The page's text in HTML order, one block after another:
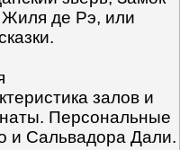
Жиля де Рэ, или
залов и
Персональные
и Сальвадора Дали.